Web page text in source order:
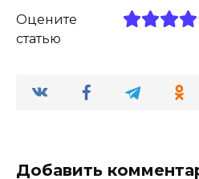
Оцените
статью
Добавить